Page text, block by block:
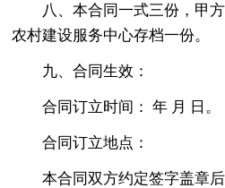
八、本合同一式三份，甲
农村建设服务中心存档一份。
九、合同生效：
合同订立时间： 年 月 日。
合同订立地点：
本合同双方约定签字盖章后